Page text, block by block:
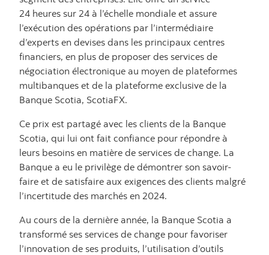
24 heures sur 24 à l’échelle mondiale et assure
l’exécution des opérations par l’intermédiaire
d’experts en devises dans les principaux centres
financiers, en plus de proposer des services de
négociation électronique au moyen de plateformes
multibanques et de la plateforme exclusive de la
Banque Scotia, ScotiaFX.
Ce prix est partagé avec les clients de la Banque
Scotia, qui lui ont fait confiance pour répondre à
leurs besoins en matière de services de change. La
Banque a eu le privilège de démontrer son savoir-
faire et de satisfaire aux exigences des clients malgré
l’incertitude des marchés en 2024.
Au cours de la dernière année, la Banque Scotia a
transformé ses services de change pour favoriser
l’innovation de ses produits, l’utilisation d’outils